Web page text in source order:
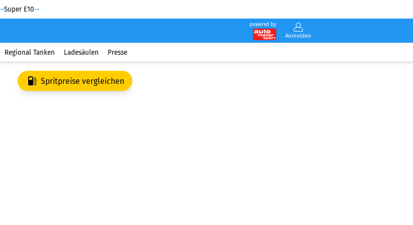
Super E10
powered by
Anmelden
Regional Tanken Ladesäulen Presse
Spritpreise vergleichen